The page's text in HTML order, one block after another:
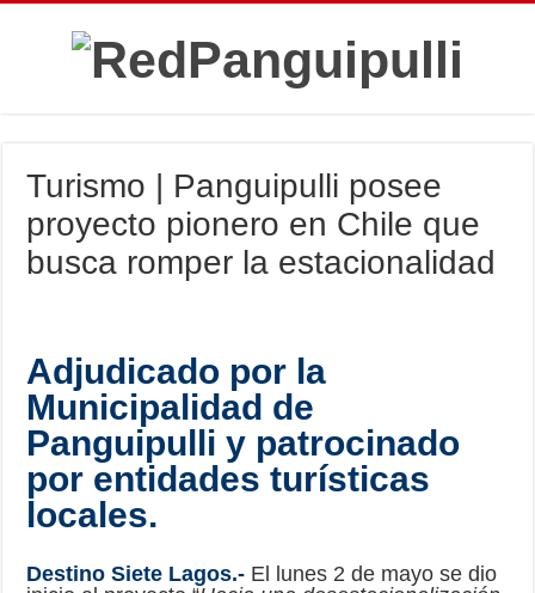
Turismo | Panguipulli posee
proyecto pionero en Chile que
busca romper la estacionalidad
Adjudicado por la
Municipalidad de
Panguipulli y patrocinado
por entidades turísticas
locales.
Destino Siete Lagos.- El lunes 2 de mayo se dio